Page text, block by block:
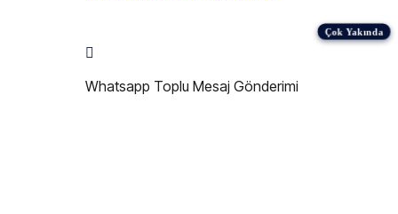
Whatsapp Toplu Mesaj Gönderimi